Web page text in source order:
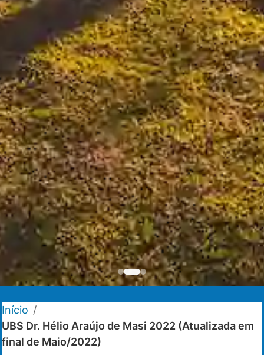
Início /
UBS Dr. Hélio Araújo de Masi 2022 (Atualizada em
final de Maio/2022)